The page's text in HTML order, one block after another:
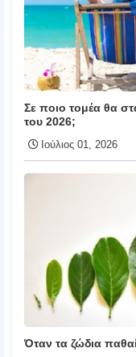
Σε ποιο τομέα θα
του 2026;
Ιούλιος 01, 2026
Όταν τα ζώδια